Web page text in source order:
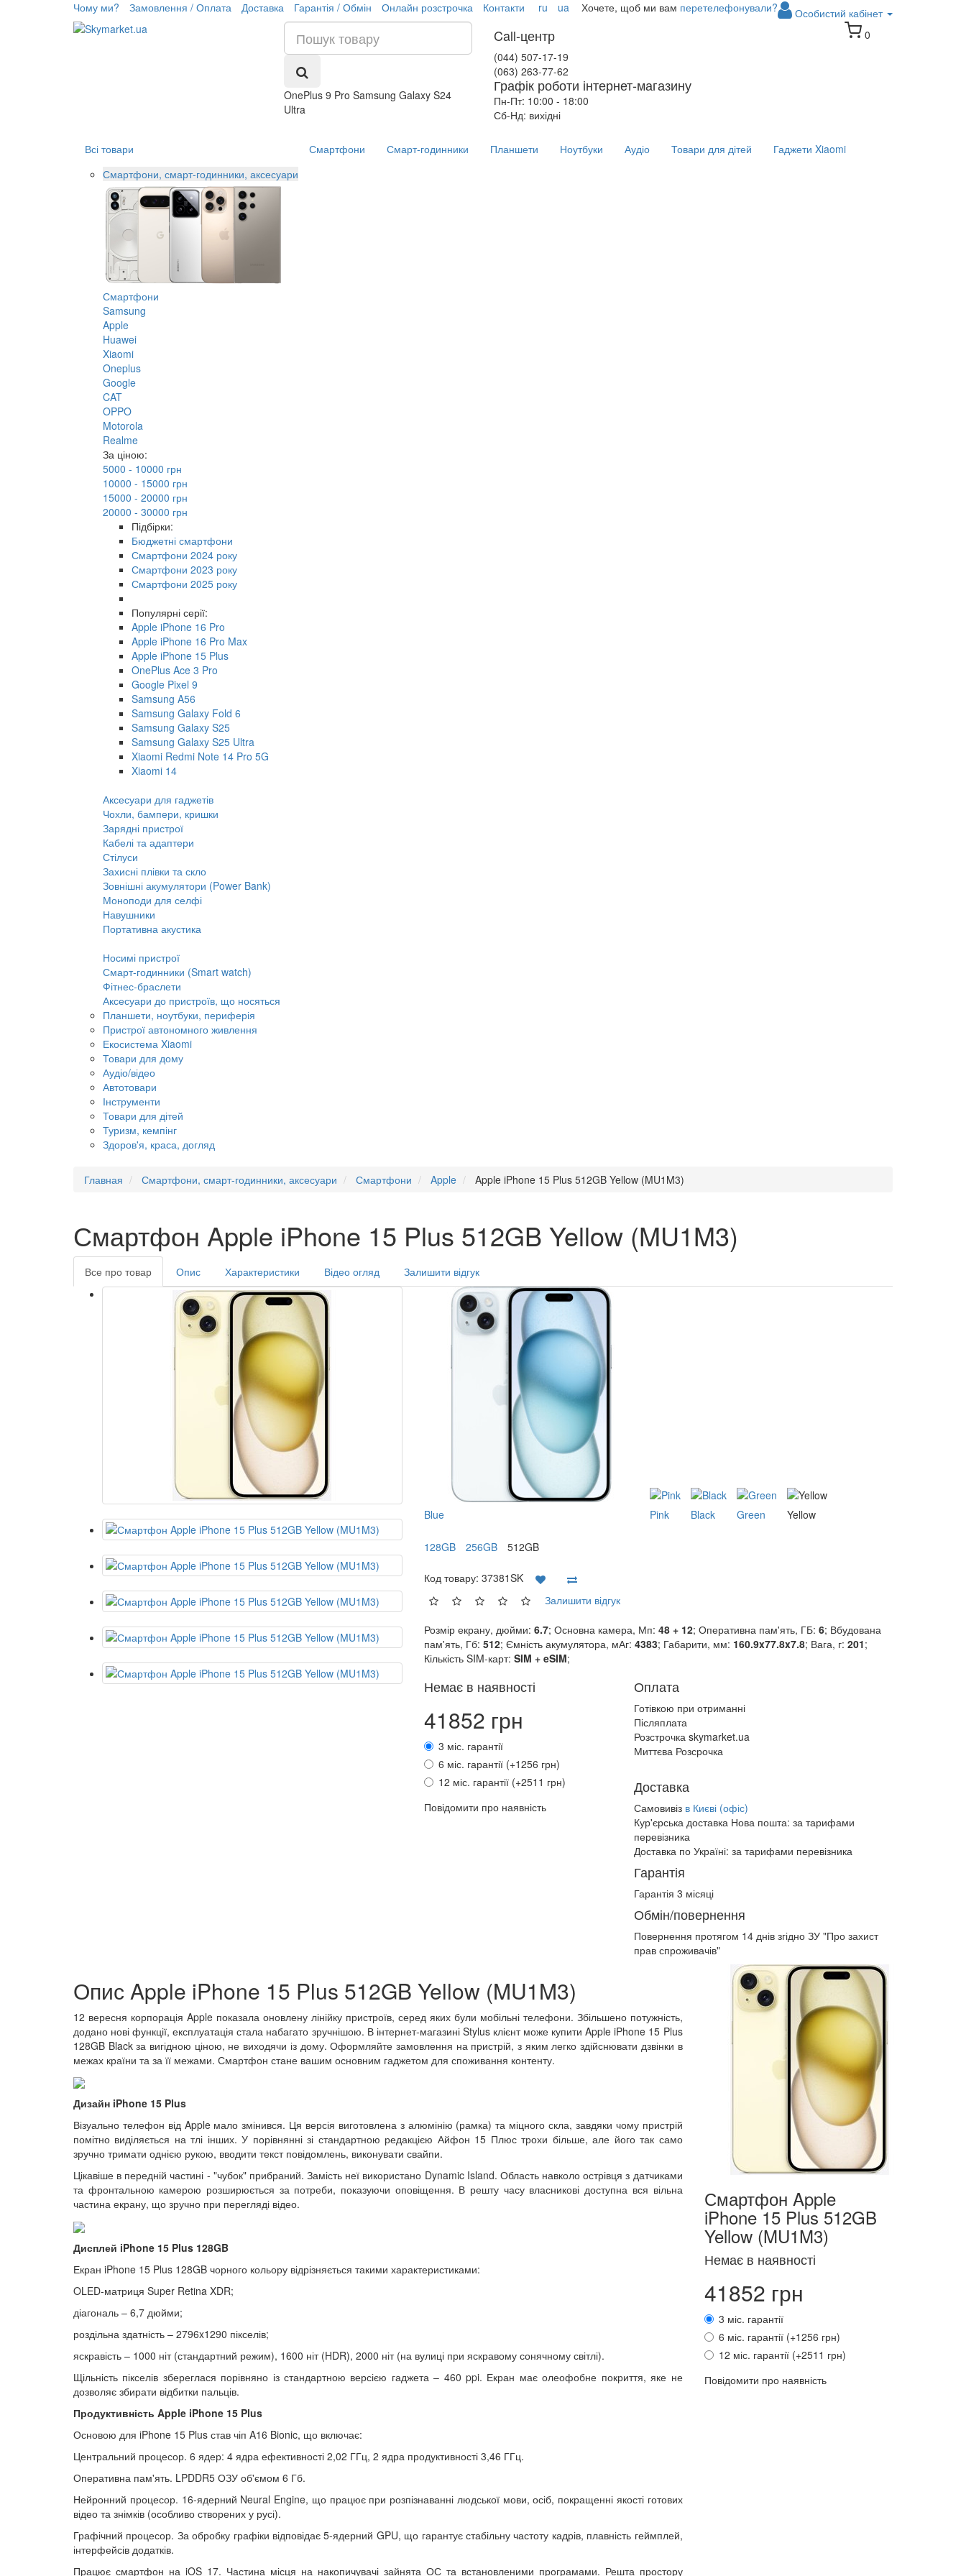
Чому ми? Замовлення / Оплата Доставка Гарантія / Обмін Онлайн розстрочка Контакти ru ua Особистий кабінет
Хочете, щоб ми вам перетелефонували?
OnePlus 9 Pro Samsung Galaxy S24
Ultra
Call-центр
(044) 507-17-19
(063) 263-77-62
Графік роботи інтернет-магазину
Пн-Пт: 10:00 - 18:00
Сб-Нд: вихідні
0
Всі товари
Смартфони, смарт-годинники, аксесуари
Смартфони
Samsung
Apple
Huawei
Xiaomi
Oneplus
Google
CAT
OPPO
Motorola
Realme
За ціною:
5000 - 10000 грн
10000 - 15000 грн
15000 - 20000 грн
20000 - 30000 грн
Підбірки:
Бюджетні смартфони
Смартфони 2024 року
Смартфони 2023 року
Смартфони 2025 року
Популярні серії:
Apple iPhone 16 Pro
Apple iPhone 16 Pro Max
Apple iPhone 15 Plus
OnePlus Ace 3 Pro
Google Pixel 9
Samsung A56
Samsung Galaxy Fold 6
Samsung Galaxy S25
Samsung Galaxy S25 Ultra
Xiaomi Redmi Note 14 Pro 5G
Xiaomi 14
Аксесуари для гаджетів
Чохли, бампери, кришки
Зарядні пристрої
Кабелі та адаптери
Стілуси
Захисні плівки та скло
Зовнішні акумулятори (Power Bank)
Моноподи для селфі
Навушники
Портативна акустика
Носимі пристрої
Смарт-годинники (Smart watch)
Фітнес-браслети
Аксесуари до пристроїв, що носяться
Планшети, ноутбуки, периферія
Пристрої автономного живлення
Екосистема Xiaomi
Товари для дому
Аудіо/відео
Автотовари
Інструменти
Товари для дітей
Туризм, кемпінг
Здоров'я, краса, догляд
Смартфони Смарт-годинники Планшети Ноутбуки Аудіо Товари для дітей Гаджети Xiaomi
Главная Смартфони, смарт-годинники, аксесуари Смартфони Apple Apple iPhone 15 Plus 512GB Yellow (MU1M3)
Смартфон Apple iPhone 15 Plus 512GB Yellow (MU1M3)
Все про товар Опис Характеристики Відео огляд Залишити відгук
Blue Pink Black Green Yellow
128GB 256GB 512GB
Код товару: 37381SK
Залишити відгук
Розмір екрану, дюйми: 6.7; Основна камера, Мп: 48 + 12; Оперативна пам'ять, ГБ: 6; Вбудована
пам'ять, Гб: 512; Ємність акумулятора, мАг: 4383; Габарити, мм: 160.9x77.8x7.8; Вага, г: 201;
Кількість SIM-карт: SIM + eSIM;
Немає в наявності
41852 грн
3 міс. гарантії
6 міс. гарантії (+1256 грн)
12 міс. гарантії (+2511 грн)
Повідомити про наявність
Оплата
Готівкою при отриманні
Післяплата
Розстрочка skymarket.ua
Миттєва Розсрочка
Доставка
Самовивіз в Києві (офіс)
Кур'єрська доставка Нова пошта: за тарифами
перевізника
Доставка по Україні: за тарифами перевізника
Гарантія
Гарантія 3 місяці
Обмін/повернення
Повернення протягом 14 днів згідно ЗУ "Про захист
прав спроживачів"
Опис Apple iPhone 15 Plus 512GB Yellow (MU1M3)
12 вересня корпорація Apple показала оновлену лінійку пристроїв, серед яких були мобільні телефони. Збільшено потужність,
додано нові функції, експлуатація стала набагато зручнішою. В інтернет-магазині Stylus клієнт може купити Apple iPhone 15 Plus
128GB Black за вигідною ціною, не виходячи із дому. Оформляйте замовлення на пристрій, з яким легко здійснювати дзвінки в
межах країни та за її межами. Смартфон стане вашим основним гаджетом для споживання контенту.
Дизайн iPhone 15 Plus
Візуально телефон від Apple мало змінився. Ця версія виготовлена з алюмінію (рамка) та міцного скла, завдяки чому пристрій
помітно виділяється на тлі інших. У порівнянні зі стандартною редакцією Айфон 15 Плюс трохи більше, але його так само
зручно тримати однією рукою, вводити текст повідомлень, виконувати свайпи.
Цікавіше в передній частині - "чубок" прибраний. Замість неї використано Dynamic Island. Область навколо острівця з датчиками
та фронтальною камерою розширюється за потреби, показуючи оповіщення. В решту часу власникові доступна вся вільна
частина екрану, що зручно при перегляді відео.
Дисплей iPhone 15 Plus 128GB
Екран iPhone 15 Plus 128GB чорного кольору відрізняється такими характеристиками:
OLED-матриця Super Retina XDR;
діагональ – 6,7 дюйми;
роздільна здатність – 2796x1290 пікселів;
яскравість – 1000 ніт (стандартний режим), 1600 ніт (HDR), 2000 ніт (на вулиці при яскравому сонячному світлі).
Щільність пікселів збереглася порівняно із стандартною версією гаджета – 460 ppi. Екран має олеофобне покриття, яке не
дозволяє збирати відбитки пальців.
Продуктивність Apple iPhone 15 Plus
Основою для iPhone 15 Plus став чіп A16 Bionic, що включає:
Центральний процесор. 6 ядер: 4 ядра ефективності 2,02 ГГц, 2 ядра продуктивності 3,46 ГГц.
Оперативна пам'ять. LPDDR5 ОЗУ об'ємом 6 Гб.
Нейронний процесор. 16-ядерний Neural Engine, що працює при розпізнаванні людської мови, осіб, покращенні якості готових
відео та знімків (особливо створених у русі).
Графічний процесор. За обробку графіки відповідає 5-ядерний GPU, що гарантує стабільну частоту кадрів, плавність геймплей,
інтерфейсів додатків.
Працює смартфон на iOS 17. Частина місця на накопичувачі зайнята ОС та встановленими програмами. Решта простору
Смартфон Apple
iPhone 15 Plus 512GB
Yellow (MU1M3)
Немає в наявності
41852 грн
3 міс. гарантії
6 міс. гарантії (+1256 грн)
12 міс. гарантії (+2511 грн)
Повідомити про наявність